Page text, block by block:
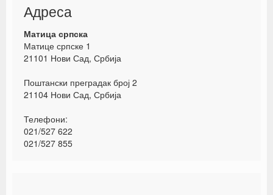
Адреса
Матица српска
Матице српске 1
21101 Нови Сад, Србија
Поштански преградак број 2
21104 Нови Сад, Србија
Телефони:
021/527 622
021/527 855